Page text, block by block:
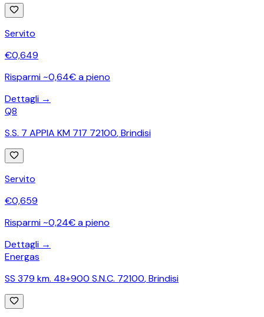
Servito
€0,649
Risparmi ~0,64€ a pieno
Dettagli →
Q8
S.S. 7 APPIA KM 717 72100,Brindisi
Servito
€0,659
Risparmi ~0,24€ a pieno
Dettagli →
Energas
SS 379 km. 48+900 S.N.C. 72100,Brindisi